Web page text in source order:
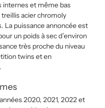
internes et même bas
acier chromoly
La puissance annoncée est
un poids à sec d’environ
très proche du niveau
twins et en
2020, 2021, 2022 et